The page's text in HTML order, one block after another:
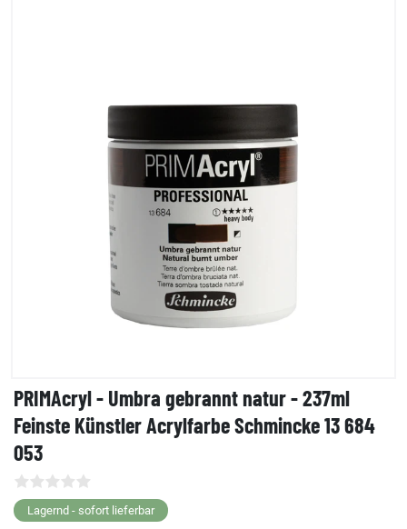
PRIMAcryl - Umbra gebrannt natur - 237ml
Feinste Künstler Acrylfarbe Schmincke 13 684
053
Lagernd - sofort lieferbar